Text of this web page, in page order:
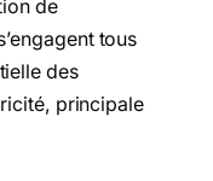
de
tous
des
principale